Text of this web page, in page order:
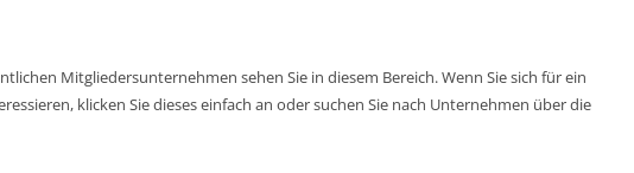
Mitgliedersunternehmen sehen Sie in diesem Bereich. Wenn Sie sich für ein
klicken Sie dieses einfach an oder suchen Sie nach Unternehmen über die